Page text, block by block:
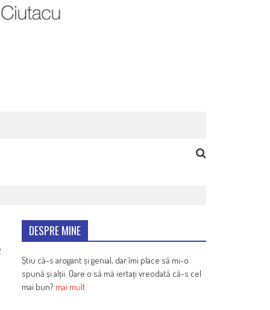
DESPRE MINE
Știu că-s arogant și genial, dar îmi place să mi-o
spună și alții. Oare o să mă iertați vreodată că-s cel
mai bun? mai mult